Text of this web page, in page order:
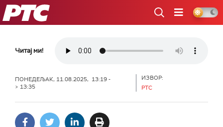
РТС
Читај ми!
ПОНЕДЕЉАК, 11.08.2025, 13:19 -
> 13:35
ИЗВОР:
РТС